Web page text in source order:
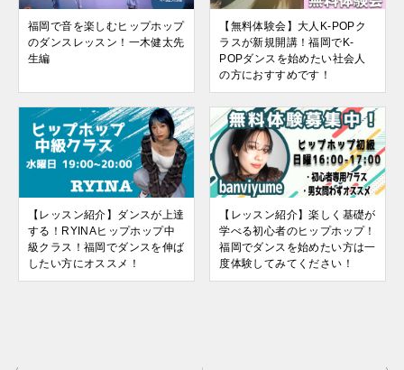
福岡で音を楽しむヒップホップ
のダンスレッスン！一木健太先
生編
【無料体験会】大人K-POPク
ラスが新規開講！福岡でK-
POPダンスを始めたい社会人
の方におすすめです！
【レッスン紹介】ダンスが上達
する！RYINAヒップホップ中
級クラス！福岡でダンスを伸ば
したい方にオススメ！
【レッスン紹介】楽しく基礎が
学べる初心者のヒップホップ！
福岡でダンスを始めたい方は一
度体験してみてください！